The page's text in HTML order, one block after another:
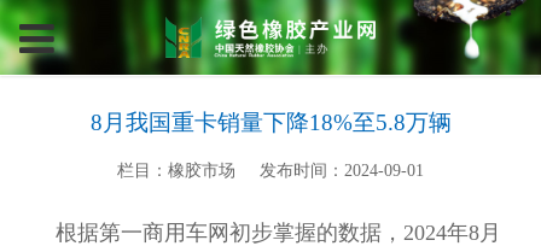
8月我国重卡销量下降18%至5.8万辆
栏目：橡胶市场 发布时间：2024-09-01
根据第一商用车网初步掌握的数据，2024年8月